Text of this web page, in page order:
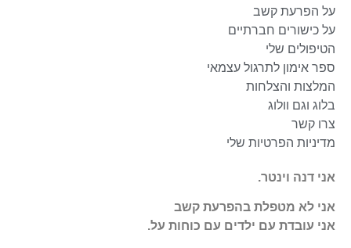
על הפרעת קשב
על כישורים חברתיים
הטיפולים שלי
ספר אימון לתרגול עצמאי
המלצות והצלחות
בלוג וגם וולוג
צרו קשר
מדיניות הפרטיות שלי
אני דנה וינטר.
אני לא מטפלת בהפרעת קשב
אני עובדת עם ילדים עם כוחות על.